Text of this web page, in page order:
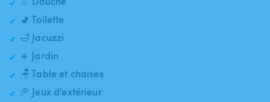
🚽 Toilette
🛁 Jacuzzi
☀️ Jardin
🪑 Table et chaises
🥏 Jeux d'extérieur